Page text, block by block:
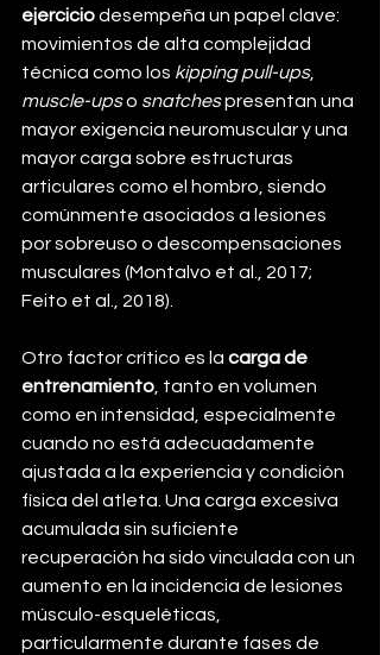
ejercicio desempeña un papel clave:
movimientos de alta complejidad
técnica como los kipping pull-ups,
muscle-ups o snatches presentan una
mayor exigencia neuromuscular y una
mayor carga sobre estructuras
articulares como el hombro, siendo
comúnmente asociados a lesiones
por sobreuso o descompensaciones
musculares (Montalvo et al., 2017;
Feito et al., 2018).
Otro factor crítico es la carga de
entrenamiento , tanto en volumen
como en intensidad, especialmente
cuando no está adecuadamente
ajustada a la experiencia y condición
física del atleta. Una carga excesiva
acumulada sin suficiente
recuperación ha sido vinculada con un
aumento en la incidencia de lesiones
músculo-esqueléticas,
particularmente durante fases de